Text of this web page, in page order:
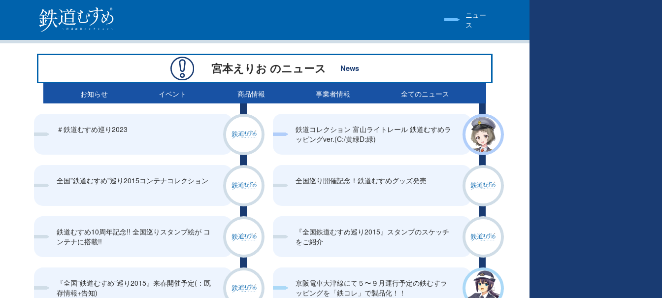
ニュー
ス
宮本えりお のニュース News
お知らせ イベント 商品情報 事業者情報 全てのニュース
＃鉄道むすめ巡り2023
鉄道コレクション 富山ライトレール 鉄道むすめラ
ッピングver.(C:/黄緑D:緑)
全国”鉄道むすめ”巡り2015コンテナコレクション 全国巡り開催記念！鉄道むすめグッズ発売
鉄道むすめ10周年記念!! 全国巡りスタンプ絵が コ
ンテナに搭載!!
『全国鉄道むすめ巡り2015』スタンプのスケッチ
をご紹介
『全国”鉄道むすめ”巡り2015』来春開催予定(：既
存情報+告知)
京阪電車大津線にて５〜９月運行予定の鉄むすラ
ッピングを「鉄コレ」で製品化！！